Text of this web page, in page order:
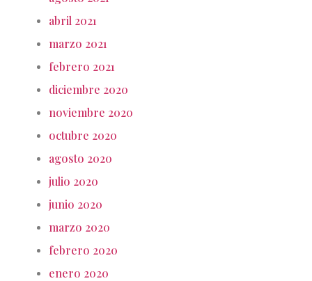
abril 2021
marzo 2021
febrero 2021
diciembre 2020
noviembre 2020
octubre 2020
agosto 2020
julio 2020
junio 2020
marzo 2020
febrero 2020
enero 2020